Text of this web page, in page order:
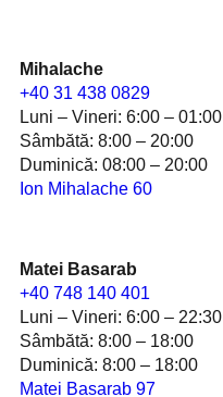
Mihalache
+40 31 438 0829
Luni – Vineri: 6:00 – 01:00
Sâmbătă: 8:00 – 20:00
Duminică: 08:00 – 20:00
Ion Mihalache 60
Matei Basarab
+40 748 140 401
Luni – Vineri: 6:00 – 22:30
Sâmbătă: 8:00 – 18:00
Duminică: 8:00 – 18:00
Matei Basarab 97